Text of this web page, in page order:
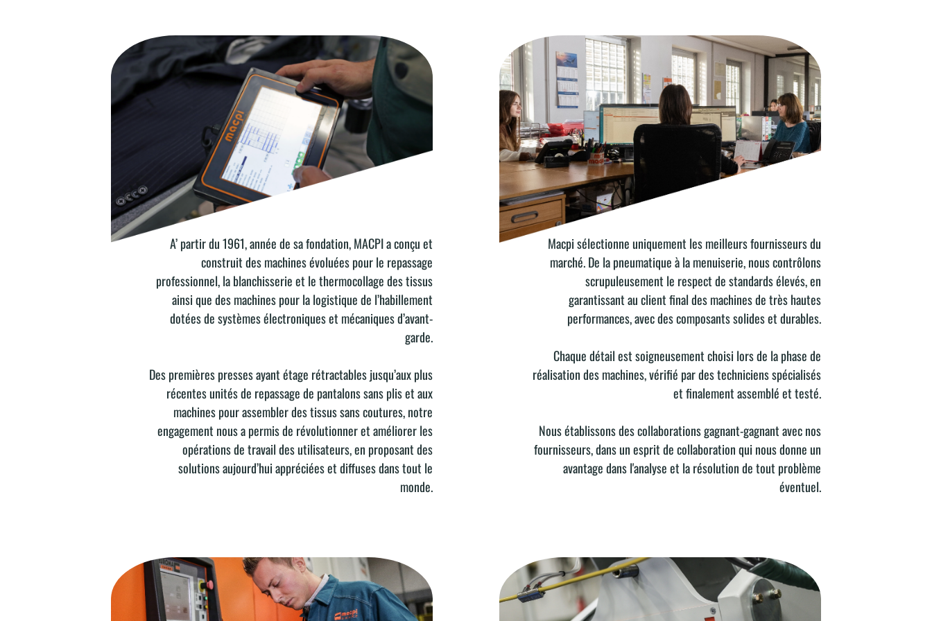
INNOVATIONA’ partir du 1961, année de sa fondation, MACPI a conçu et
construit des machines évoluées pour le repassage
professionnel, la blanchisserie et le thermocollage des tissus
ainsi que des machines pour la logistique de l’habillement
dotées de systèmes électroniques et mécaniques d’avant-
garde.
Des premières presses ayant étage rétractables jusqu’aux plus
récentes unités de repassage de pantalons sans plis et aux
machines pour assembler des tissus sans coutures, notre
engagement nous a permis de révolutionner et améliorer les
opérations de travail des utilisateurs, en proposant des
solutions aujourd’hui appréciées et diffuses dans tout le
monde.
CHOIX DES FOURNISSEURS
Macpi sélectionne uniquement les meilleurs fournisseurs du
marché. De la pneumatique à la menuiserie, nous contrôlons
scrupuleusement le respect de standards élevés, en
garantissant au client final des machines de très hautes
performances, avec des composants solides et durables.
Chaque détail est soigneusement choisi lors de la phase de
réalisation des machines, vérifié par des techniciens spécialisés
et finalement assemblé et testé.
Nous établissons des collaborations gagnant-gagnant avec nos
fournisseurs, dans un esprit de collaboration qui nous donne un
avantage dans l'analyse et la résolution de tout problème
éventuel.